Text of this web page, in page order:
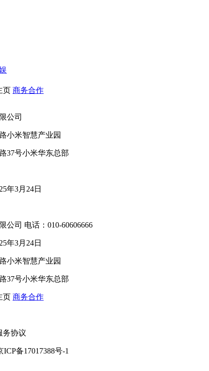
页 商务合作
公司
小米智慧产业园
37号小米华东总部
年3月24日
公司 电话：010-60606666
年3月24日
小米智慧产业园
37号小米华东总部
页 商务合作
务协议
ICP备17017388号-1